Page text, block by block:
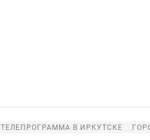
ТЕЛЕПРОГРАММА В ИРКУТСКЕ